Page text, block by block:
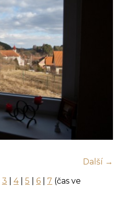
Další →
3 4| 5 6 7 (čas ve